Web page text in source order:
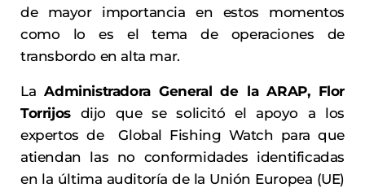
de mayor importancia en estos momentos
como lo es el tema de operaciones de
transbordo en alta mar.
LaAdministradora General de la ARAP, Flor
Torrijosdijo que se solicitó el apoyo a los
expertos de Global Fishing Watch para que
atiendan las no conformidades identificadas
en la última auditoría de la Unión Europea (UE)